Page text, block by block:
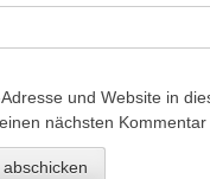
und Website in
nächsten